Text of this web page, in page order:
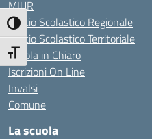
Attiva/disattiva alto contrasto
Attiva/disattiva dimensione testo
MIUR
Ufficio Scolastico Regionale
Ufficio Scolastico Territoriale
Scuola in Chiaro
Iscrizioni On Line
Invalsi
Comune
La scuola